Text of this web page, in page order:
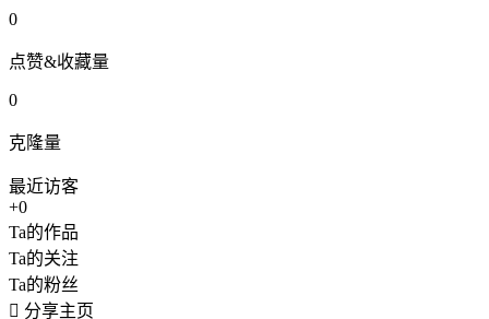
0
点赞&收藏量
0
克隆量
最近访客
+0
Ta的作品
Ta的关注
Ta的粉丝
 分享主页